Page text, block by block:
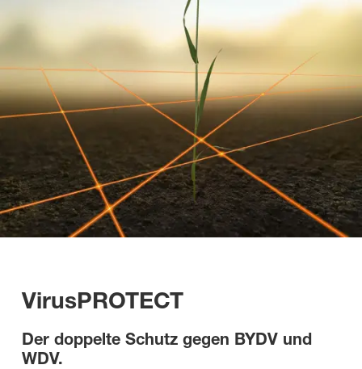
VirusPROTECT
Der doppelte Schutz gegen BYDV und
WDV.